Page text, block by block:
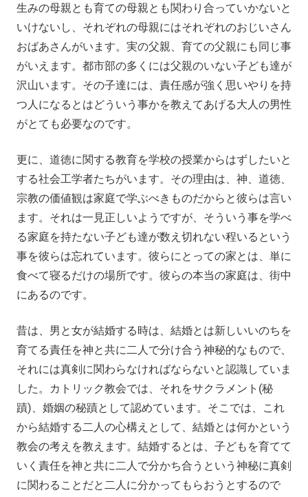
生みの母親とも育ての母親とも関わり合っていかないと
いけないし、それぞれの母親にはそれぞれのおじいさん
おばあさんがいます。実の父親、育ての父親にも同じ事
がいえます。都市部の多くには父親のいない子ども達が
沢山います。その子達には、責任感が強く思いやりを持
つ人になるとはどういう事かを教えてあげる大人の男性
がとても必要なのです。
更に、道徳に関する教育を学校の授業からはずしたいと
する社会工学者たちがいます。その理由は、神、道徳、
宗教の価値観は家庭で学ぶべきものだからと彼らは言い
ます。それは一見正しいようですが、そういう事を学べ
る家庭を持たない子ども達が数え切れない程いるという
事を彼らは忘れています。彼らにとっての家とは、単に
食べて寝るだけの場所です。彼らの本当の家庭は、街中
にあるのです。
昔は、男と女が結婚する時は、結婚とは新しいいのちを
育てる責任を神と共に二人で分け合う神秘的なもので、
それには真剣に関わらなければならないと認識していま
した。カトリック教会では、それをサクラメント(秘
蹟)、婚姻の秘蹟として認めています。そこでは、これ
から結婚する二人の心構えとして、結婚とは何かという
教会の考えを教えます。結婚するとは、子どもを育てて
いく責任を神と共に二人で分かち合うという神秘に真剣
に関わることだと二人に分かってもらおうとするので